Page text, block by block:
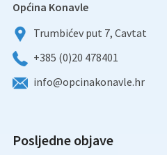
Općina Konavle
Trumbićev put 7, Cavtat
+385 (0)20 478401
info@opcinakonavle.hr
Posljedne objave